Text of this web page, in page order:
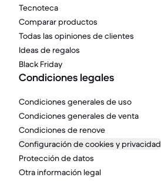
Tecnoteca
Comparar productos
Todas las opiniones de clientes
Ideas de regalos
Black Friday
Condiciones legales
Condiciones generales de uso
Condiciones generales de venta
Condiciones de renove
Configuración de cookies y privacidad
Protección de datos
Otra información legal